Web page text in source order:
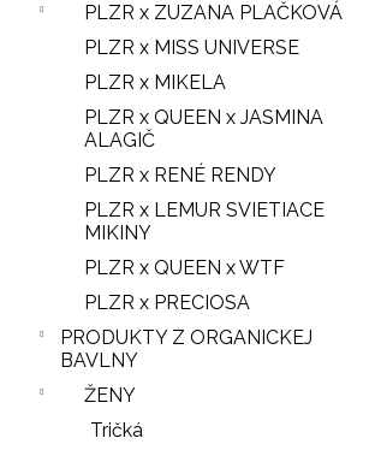
PLZR x ZUZANA PLAČKOVÁ
PLZR x MISS UNIVERSE
PLZR x MIKELA
PLZR x QUEEN x JASMINA
ALAGIČ
PLZR x RENÉ RENDY
PLZR x LEMUR SVIETIACE
MIKINY
PLZR x QUEEN x WTF
PLZR x PRECIOSA
PRODUKTY Z ORGANICKEJ
BAVLNY
ŽENY
Tričká